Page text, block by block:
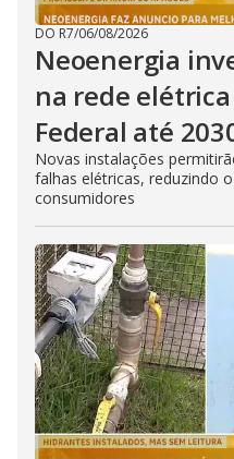
DO R7/06/08/2026
Neoenergia
na rede
Federal até
Novas instalações
falhas elétricas, reduzindo
consumidores